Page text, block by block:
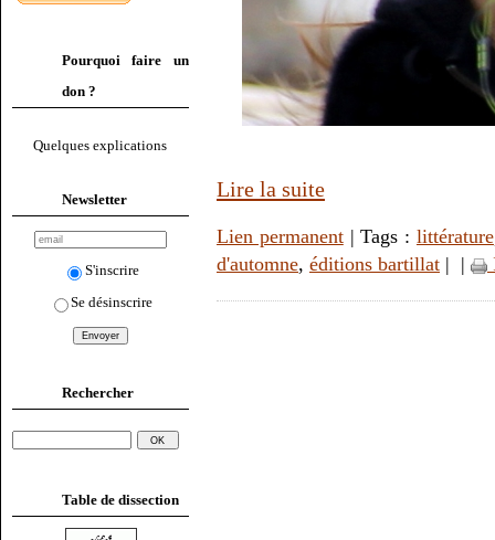
Pourquoi faire un
don ?
Quelques explications
Newsletter
S'inscrire
Se désinscrire
Rechercher
Table de dissection
Lire la suite
Lien permanent| Tags : littérature
d'automne, éditions bartillat | |